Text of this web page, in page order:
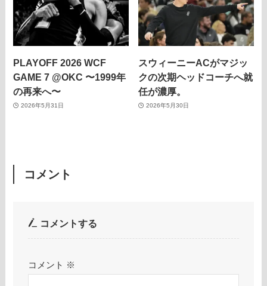
PLAYOFF 2026 WCF
GAME 7 @OKC 〜1999年
の再来へ〜
2026年5月31日
スウィーニーACがマジッ
クの次期ヘッドコーチへ就
任が濃厚。
2026年5月30日
コメント
コメントする
コメント ※